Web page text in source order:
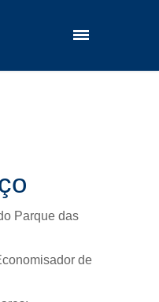
Parque das
de